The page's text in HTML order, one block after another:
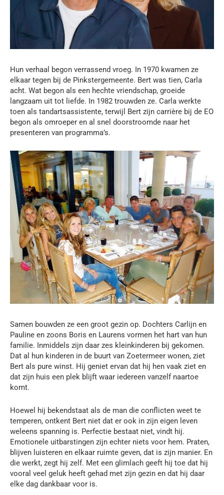
Hun verhaal begon verrassend vroeg. In 1970 kwamen ze
elkaar tegen bij de Pinkstergemeente. Bert was tien, Carla
acht. Wat begon als een hechte vriendschap, groeide
langzaam uit tot liefde. In 1982 trouwden ze. Carla werkte
toen als tandartsassistente, terwijl Bert zijn carrière bij de EO
begon als omroeper en al snel doorstroomde naar het
presenteren van programma’s.
Samen bouwden ze een groot gezin op. Dochters Carlijn en
Pauline en zoons Boris en Laurens vormen het hart van hun
familie. Inmiddels zijn daar zes kleinkinderen bij gekomen.
Dat al hun kinderen in de buurt van Zoetermeer wonen, ziet
Bert als pure winst. Hij geniet ervan dat hij hen vaak ziet en
dat zijn huis een plek blijft waar iedereen vanzelf naartoe
komt.
Hoewel hij bekendstaat als de man die conflicten weet te
temperen, ontkent Bert niet dat er ook in zijn eigen leven
weleens spanning is. Perfectie bestaat niet, vindt hij.
Emotionele uitbarstingen zijn echter niets voor hem. Praten,
blijven luisteren en elkaar ruimte geven, dat is zijn manier. En
die werkt, zegt hij zelf. Met een glimlach geeft hij toe dat hij
vooral veel geluk heeft gehad met zijn gezin en dat hij daar
elke dag dankbaar voor is.